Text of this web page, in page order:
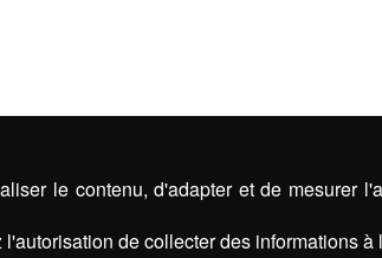
le contenu, d'adapter et de mesurer
de collecter des informations à